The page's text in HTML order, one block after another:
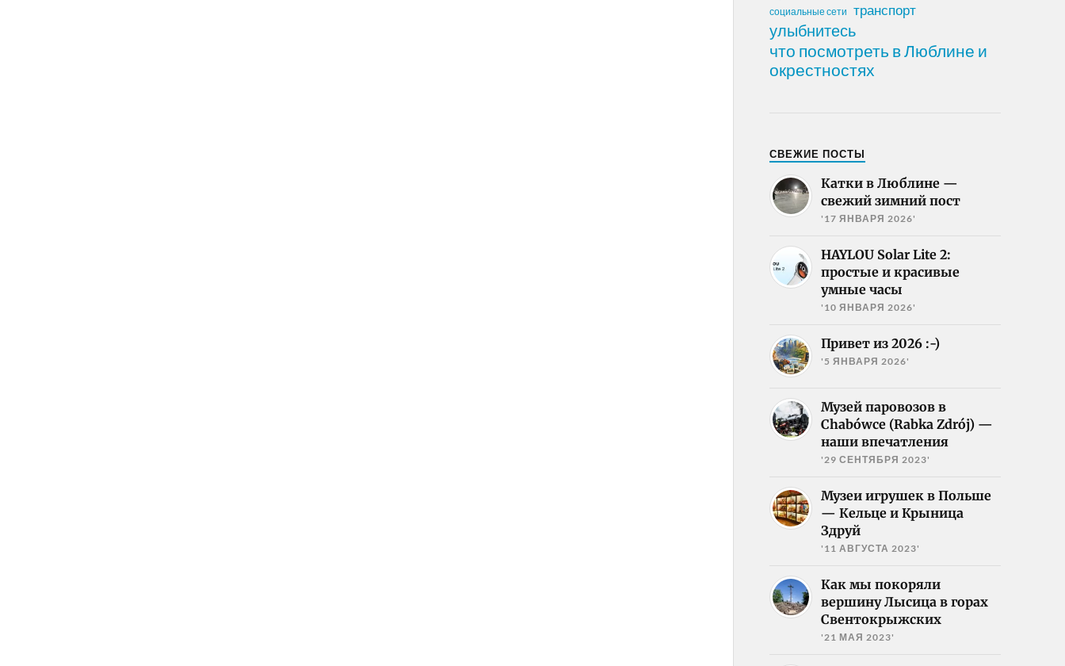
социальные сети транспорт
улыбнитесь
что посмотреть в Люблине и
окрестностях
СВЕЖИЕ ПОСТЫ
Катки в Люблине —
свежий зимний пост
'17 ЯНВАРЯ 2026'
HAYLOU Solar Lite 2:
простые и красивые
умные часы
'10 ЯНВАРЯ 2026'
Привет из 2026 :-)
'5 ЯНВАРЯ 2026'
Музей паровозов в
Chabówce (Rabka Zdrój) —
наши впечатления
'29 СЕНТЯБРЯ 2023'
Музеи игрушек в Польше
— Кельце и Крыница
Здруй
'11 АВГУСТА 2023'
Как мы покоряли
вершину Лысица в горах
Свентокрыжских
'21 МАЯ 2023'